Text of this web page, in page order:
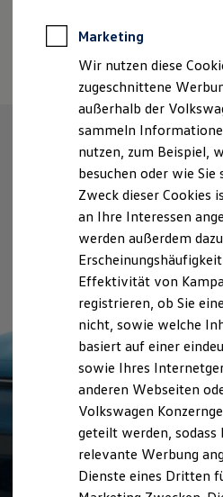
Anpfiff zum Gewinn
Elektroautos
ID. Tutorials
Reichweite
Reichweite der
Reichweite im
Laden
Laden unterwegs
Laden Zuhause
Batterie
Sicherheit
Garantie und
Nachhaltigkeit
Technologie
Kosten und Kauf
Verbrauchskosten
Kaufoptionen
E-Auto-Förderung
Software und
Die ID. Software 6
ID. Software
Digitale Extras
Schnittstellen zu
Marketing
Wir nutzen diese
zugeschnittene
außerhalb der
sammeln
nutzen, zum Beispiel,
besuchen oder wie Sie
Zweck dieser Cookies
an Ihre Interessen
werden außerdem
Effektivität von
registrieren, ob Sie
nicht, sowie welche
basiert auf einer
sowie Ihres
anderen Webseiten
Volkswagen
geteilt werden,
relevante Werbung
Dienste eines Dritten